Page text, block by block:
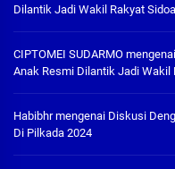
Dilantik Jadi Wakil Rakyat
CIPTOMEI SUDARMO mengenai
Anak Resmi Dilantik Jadi Wakil
Habibhrmengenai Diskusi
Di Pilkada 2024